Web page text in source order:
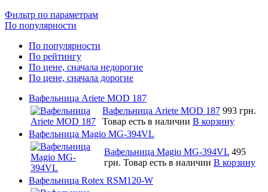
Фильтр по параметрам
По популярности
По популярности
По рейтингу
По цене, сначала недорогие
По цене, сначала дорогие
Вафельница Ariete MOD 187
Вафельница Ariete MOD 187 993 грн.
Товар есть в наличии В корзину
Вафельница Magio MG-394VL
Вафельница Magio MG-394VL 495
грн. Товар есть в наличии В корзину
Вафельница Rotex RSM120-W